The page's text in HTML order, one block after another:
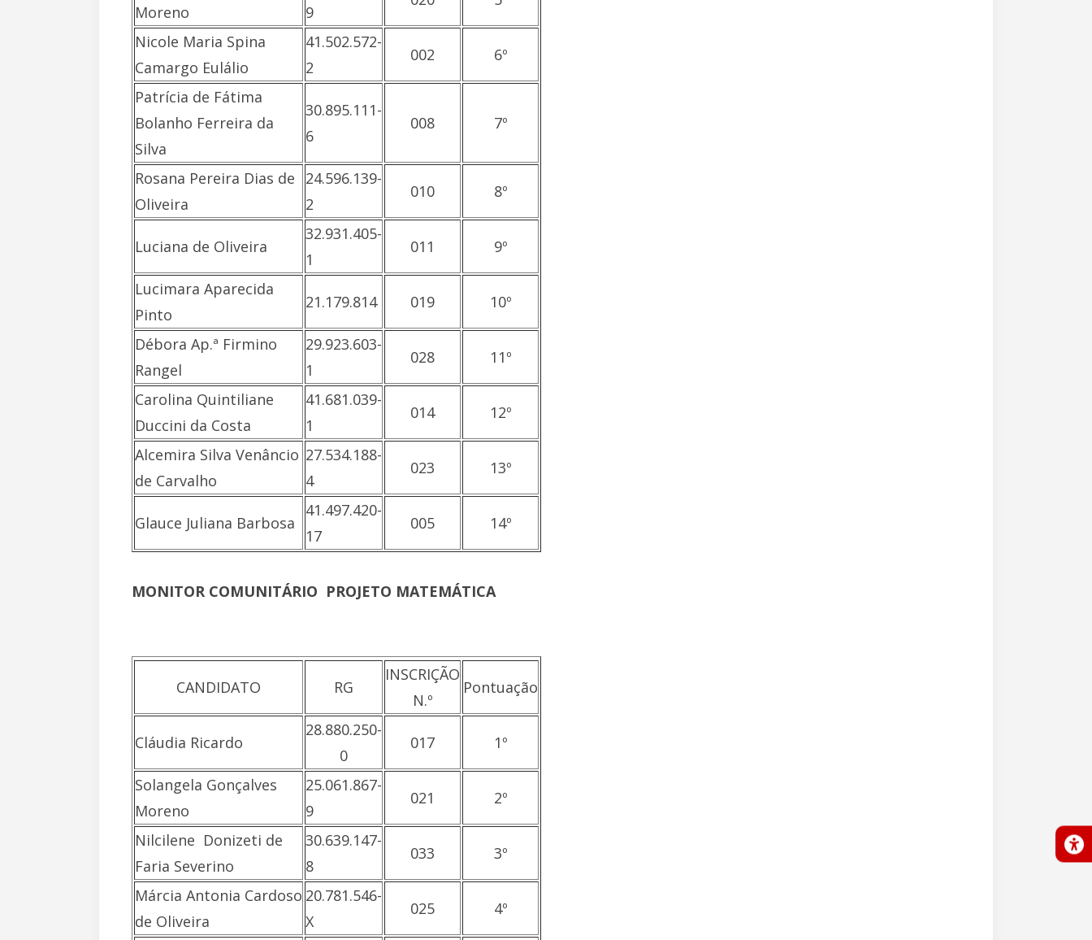
Moreno
9
Nicole Maria Spina
Camargo Eulálio
41.502.572-
2
002 6º
Patrícia de Fátima
Bolanho Ferreira da
Silva
30.895.111-
6
008 7º
Rosana Pereira Dias de
Oliveira
24.596.139-
2
010 8º
Luciana de Oliveira
32.931.405-
1
011 9º
Lucimara Aparecida
Pinto
21.179.814 019 10º
Débora Ap.ª Firmino
Rangel
29.923.603-
1
028 11º
Carolina Quintiliane
Duccini da Costa
41.681.039-
1
014 12º
Alcemira Silva Venâncio
de Carvalho
27.534.188-
4
023 13º
Glauce Juliana Barbosa
41.497.420-
17
005 14º
MONITOR COMUNITÁRIO  PROJETO MATEMÁTICA
CANDIDATO RG
INSCRIÇÃO
N.º
Pontuação
Cláudia Ricardo
28.880.250-
0
017 1º
Solangela Gonçalves
Moreno
25.061.867-
9
021 2º
Nilcilene Donizeti de
Faria Severino
30.639.147-
8
033 3º
Márcia Antonia Cardoso
de Oliveira
20.781.546-
X
025 4º